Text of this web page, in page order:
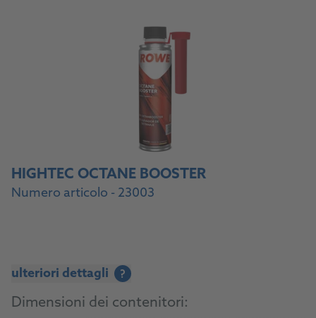
HIGHTEC OCTANE BOOSTER
Numero articolo - 23003
ulteriori dettagli ?
Dimensioni dei contenitori: